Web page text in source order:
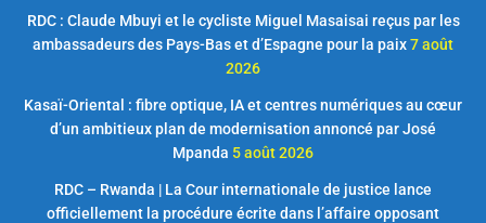
RDC : Claude Mbuyi et le cycliste Miguel Masaisai reçus par les
ambassadeurs des Pays-Bas et d’Espagne pour la paix7 août
2026
Kasaï-Oriental : fibre optique, IA et centres numériques au cœur
d’un ambitieux plan de modernisation annoncé par José
Mpanda 5 août 2026
RDC – Rwanda | La Cour internationale de justice lance
officiellement la procédure écrite dans l’affaire opposant